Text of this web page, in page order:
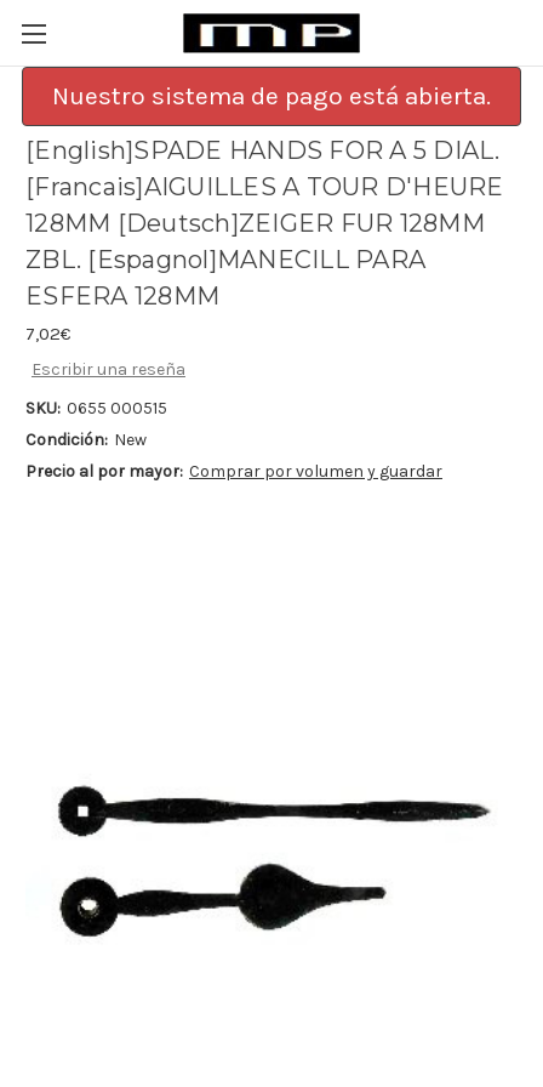
Nuestro sistema de pago está abierta.
[English]SPADE HANDS FOR A 5 DIAL.
[Francais]AIGUILLES A TOUR D'HEURE
128MM [Deutsch]ZEIGER FUR 128MM
ZBL. [Espagnol]MANECILL PARA
ESFERA 128MM
7,02€
Escribir una reseña
SKU: 0655 000515
Condición: New
Precio al por mayor: Comprar por volumen y guardar